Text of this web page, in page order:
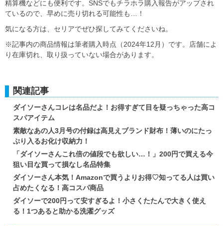
精算機などにも便利です。SNSでもチラホラ購入報告がアップされ
ているので、早めに売り切れる可能性も…！
気になる方は、セリアでぜひ探してみてくださいね。
※記事内の商品情報は筆者購入時点（2024年12月）です。店舗によ
り在庫切れ、取り扱っていない場合があります。
関連記事
ダイソーさんコレは名品だよ！お得すぎて目を疑っちゃった高コ
スパアイテム
素敵なあの人3月号の付録は高見えブランド財布！薄いのにたっ
ぷり入るお化け収納力！
「ダイソーさんこれ倍の値段でも欲しい…！」200円で買える今
狙い目な買って損なし名品特集
ダイソーさん本気！Amazonで買うよりお得♡知ってる人は買い
占めたくなる！高コスパ商品
ダイソーで200円って安すぎるよ！小さくたたんで大きく使え
る！1つあると助かる洗濯グッズ